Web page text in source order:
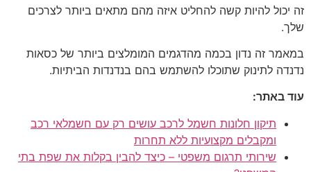
זה יכול להיות קשה להחליט איזה מהם מתאים ביותר לצרכים
שלך.
במאמר זה נדון בכמה מהדגמים המומלצים ביותר של כסאות
נדנדה לתינוק שתוכלו להשתמש בהם בנדנדות הביתיות.
עוד באתר:
תיקון חלונות חשמל לרכב עושים רק עם חשמלאי רכב
ומקבלים מקצועיות ללא תחרות
שירותי תרגום משפטי – כיצד להבין בקלות את שפת בתי